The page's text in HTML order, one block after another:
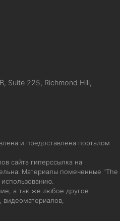
Suite 225, Richmond Hill,
и предоставлена порталом
сайта гиперссылка на
Материалы помеченные "The
а так же любое другое